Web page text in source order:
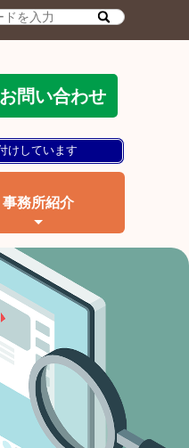
お問い合わせ
けしています
事務所紹介